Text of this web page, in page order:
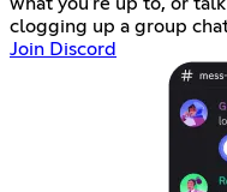
what you're up to, or
clogging up a group
Join Discord